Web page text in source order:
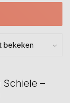
Schiele –